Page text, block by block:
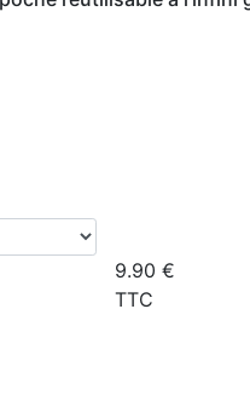
9.90 €
TTC